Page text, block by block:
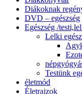
Diákoknak
DVD – egészség
Egészség /
Lelki
Testünk
életmód
Életrajzok